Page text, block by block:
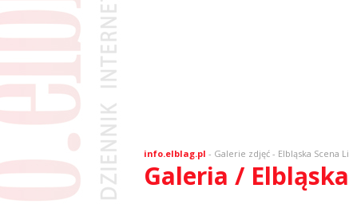
info.elblag.pl - Galerie zdjęć- Elbląska Scena
Galeria /